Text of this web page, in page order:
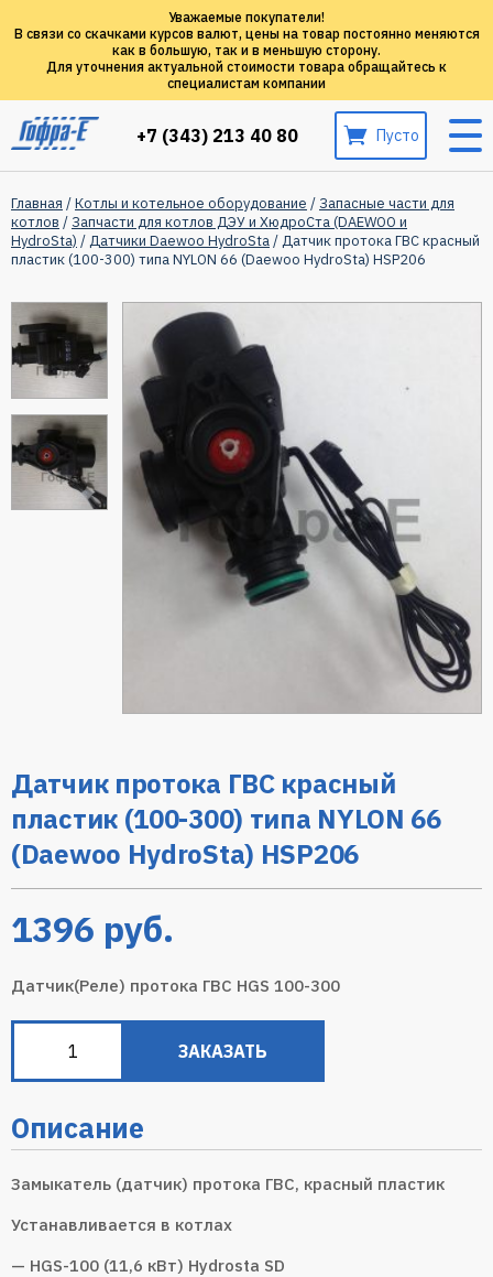
Уважаемые покупатели!
В связи со скачками курсов валют, цены на товар постоянно меняются
как в большую, так и в меньшую сторону.
Для уточнения актуальной стоимости товара обращайтесь к
специалистам компании
+7 (343) 213 40 80 Пусто
Главная /Котлы и котельное оборудование /Запасные части для
котлов /Запчасти для котлов ДЭУ и ХюдроСта (DAEWOO и
HydroSta) /Датчики Daewoo HydroSta/ Датчик протока ГВС красный
пластик (100-300) типа NYLON 66 (Daewoo HydroSta) HSP206
Датчик протока ГВС красный
пластик (100-300) типа NYLON 66
(Daewoo HydroSta) HSP206
1396 руб.
Датчик(Реле) протока ГВС HGS 100-300
ЗАКАЗАТЬ
Описание
Замыкатель (датчик) протока ГВС, красный пластик
Устанавливается в котлах
— HGS-100 (11,6 кВт) Hydrosta SD